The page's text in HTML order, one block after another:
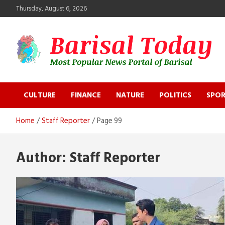
to
Thursday, August 6, 2026
Barisal Today
CULTURE
FINANCE NATURE POLITICS
Home Staff Reporter Page 99
Author: Staff Reporter